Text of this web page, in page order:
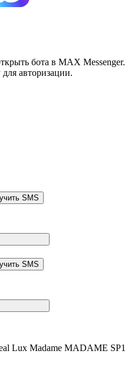
бота в MAX Messenger.
авторизации.
SMS
SMS
Lux Madame MADAME SP1